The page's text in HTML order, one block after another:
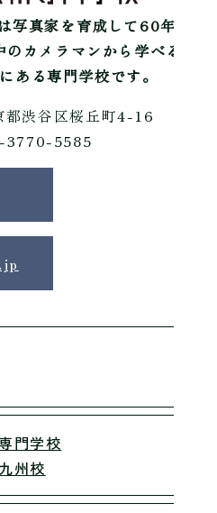
写真家を育成して60年。
カメラマンから学べる
ある専門学校です。
渋谷区桜丘町4-16
3770-5585
門学校
州校